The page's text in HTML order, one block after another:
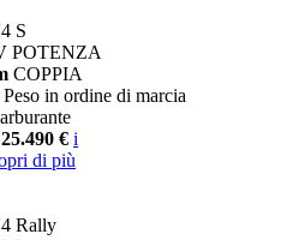
S
POTENZA
COPPIA
Peso in ordine di marcia
€ i
di più
Rally